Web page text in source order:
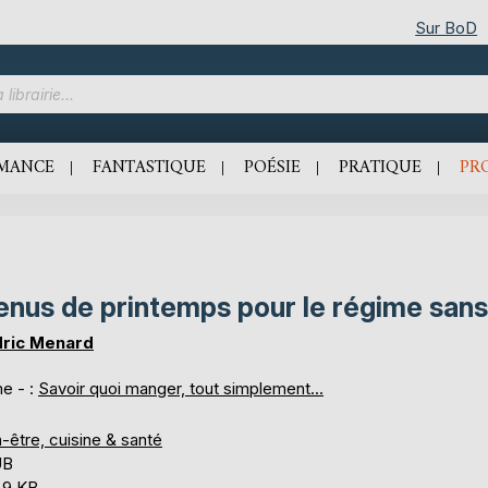
Sur BoD
FANTASTIQUE POÉSIE PRATIQUE
de printemps pour le régime
Menard
- : Savoir quoi manger, tout simplement...
être, cuisine & santé